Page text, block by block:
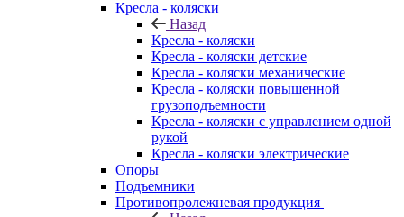
Кресла - коляски
Назад
Кресла - коляски
Кресла - коляски детские
Кресла - коляски механические
Кресла - коляски повышенной
грузоподъемности
Кресла - коляски с управлением одной
рукой
Кресла - коляски электрические
Опоры
Подъемники
Противопролежневая продукция